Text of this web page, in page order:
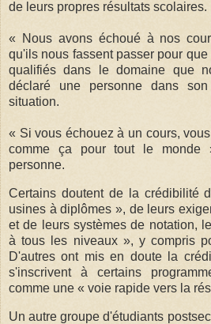
de leurs propres résultats scolaires.
« Nous avons échoué à nos
qu'ils nous fassent passer pour
qualifiés dans le domaine que
déclaré une personne dans
situation.
« Si vous échouez à un cours,
comme ça pour tout le monde
personne.
Certains doutent de la crédibilité
usines à diplômes », de leurs
et de leurs systèmes de notation,
à tous les niveaux », y compris
D'autres ont mis en doute la
s'inscrivent à certains
comme une « voie rapide vers la
Un autre groupe d'étudiants